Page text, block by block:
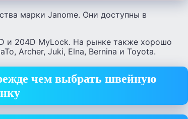
марки Janome. Они доступны в
и 204D MyLock. На рынке также хорошо
Archer, Juki, Elna, Bernina и Toyota.
чем выбрать швейную